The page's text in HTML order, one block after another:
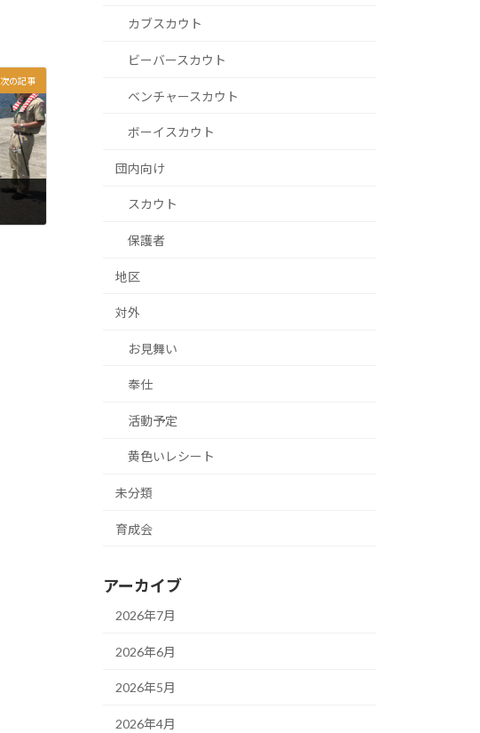
次の記事
カブスカウト
ビーバースカウト
ベンチャースカウト
ボーイスカウト
団内向け
スカウト
保護者
地区
対外
お見舞い
奉仕
活動予定
黄色いレシート
未分類
育成会
アーカイブ
2026年7月
2026年6月
2026年5月
2026年4月